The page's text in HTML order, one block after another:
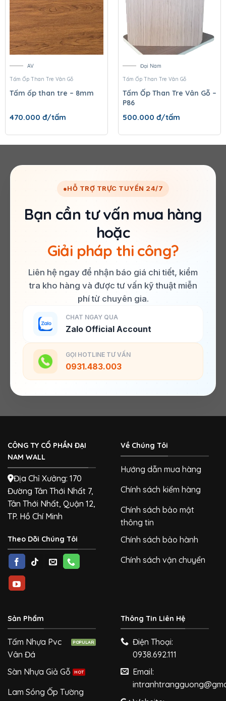
AV
Tấm Ốp Than Tre Vân Gỗ
Tấm ốp than tre – 8mm
470.000 đ/tấm
Đại Nam
Tấm Ốp Than Tre Vân Gỗ
Tấm Ốp Than Tre Vân Gỗ –
P86
500.000 đ/tấm
●HỖ TRỢ TRỰC TUYẾN 24/7
Bạn cần tư vấn mua hàng
hoặc
Giải pháp thi công?
Liên hệ ngay để nhận báo giá chi tiết, kiểm
tra kho hàng và được tư vấn kỹ thuật miễn
phí từ chuyên gia.
CHAT NGAY QUA
Zalo Official Account
GỌI HOTLINE TƯ VẤN
0931.483.003
CÔNG TY CỔ PHẦN ĐẠI
NAM WALL
Địa Chỉ Xưởng: 170
Đường Tân Thới Nhất 7,
Tân Thới Nhất, Quận 12,
TP. Hồ Chí Minh
Theo Dõi Chúng Tôi
Về Chúng Tôi
Hướng dẫn mua hàng
Chính sách kiểm hàng
Chính sách bảo mật
thông tin
Chính sách bảo hành
Chính sách vận chuyển
Sản Phẩm
Tấm Nhựa Pvc
Vân Đá
Sàn Nhựa Giả Gỗ
Lam Sóng Ốp Tường
Thông Tin Liên Hệ
Điện Thoại:
0938.692.111
Email: